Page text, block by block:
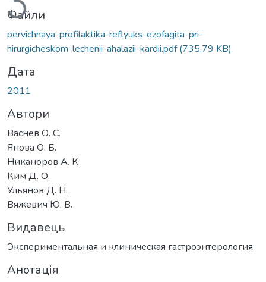
Файли
pervichnaya-profilaktika-reflyuks-ezofagita-pri-
hirurgicheskom-lechenii-ahalazii-kardii.pdf(735,79 KB)
Дата
2011
Автори
Васнев О. С.
Янова О. Б.
Никаноров А. К
Ким Д. О.
Ульянов Д. Н.
Вяжевич Ю. В.
Видавець
Экспериментальная и клиническая гастроэнтерология
Анотація